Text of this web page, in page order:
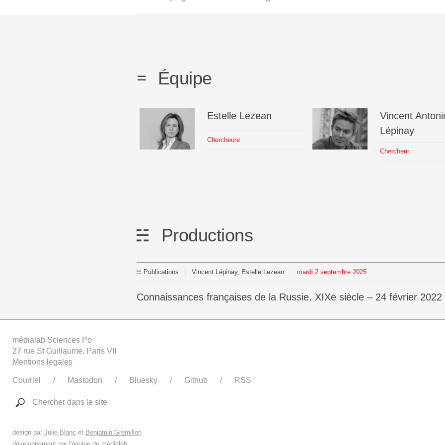
Équipe
Estelle Lezean
Chercheure
Vincent
Lépinay
Chercheur
Productions
Publications Vincent Lépinay, Estelle Lezean mardi 2 septembre 2025
Connaissances françaises de la Russie. XIXe siècle – 24 février 2022
médialab Sciences Po
27 rue St Guillaume, Paris VII
Mentions legales
Courriel Mastodon Bluesky Github RSS
Chercher dans le site
design par Julie Blanc et Benjamin Gremillon